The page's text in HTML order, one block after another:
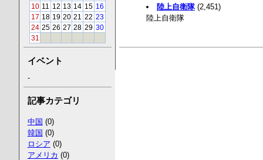
陸上自衛隊(2,451)
陸上自衛隊
10 11 12 13 14 15 16
17 18 19 20 21 22 23
24 25 26 27 28 29 30
31
イベント
-
記事カテゴリ
中国 (0)
韓国 (0)
ロシア (0)
アメリカ (0)